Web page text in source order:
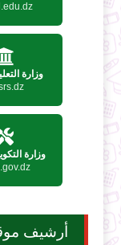
وزارة
وزارة
أرشيف